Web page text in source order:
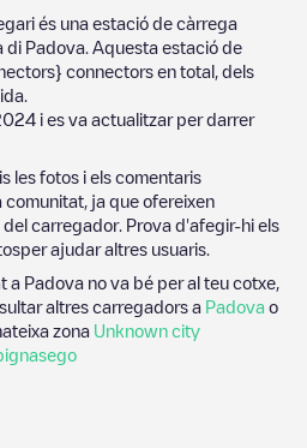
és una estació de càrrega
di Padova . Aquesta estació de
connectors en total, dels
i es va actualitzar per darrer
les fotos i els comentaris
ja que ofereixen
carregador. Prova d'afegir-hi els
ajudar altres usuaris.
a Padova no va bé per al teu cotxe,
altres carregadors a Padova o
zona Unknown city